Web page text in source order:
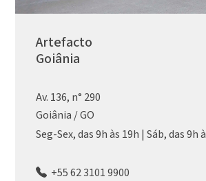
Artefacto
Goiânia
Av. 136, n° 290
Goiânia / GO
Seg-Sex, das 9h às 19h | Sáb, das 9h
+55 62 3101 9900